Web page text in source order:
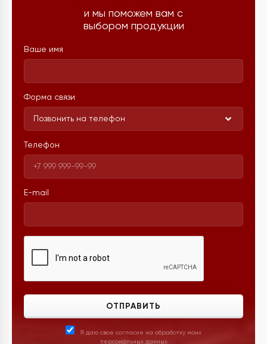
и мы поможем вам с
выбором продукции
Ваше имя
Форма связи
Позвонить на телефон
Телефон
E-mail
ОТПРАВИТЬ
Я даю свое согласие на обработку моих
персональных данных